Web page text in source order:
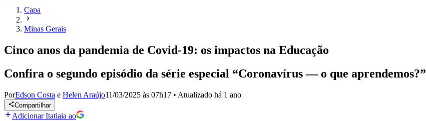
Capa
Minas Gerais
Cinco anos da pandemia de Covid-19: os impactos na Educação
Confira o segundo episódio da série especial “Coronavírus — o que aprendemos?”
PorEdson Costa e Helen Araújo11/03/2025 às 07h17 • Atualizado há 1 ano
Compartilhar
Adicionar Itatiaia ao